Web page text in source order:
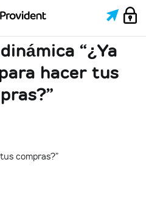
“¿Ya
hacer tus
compras?”